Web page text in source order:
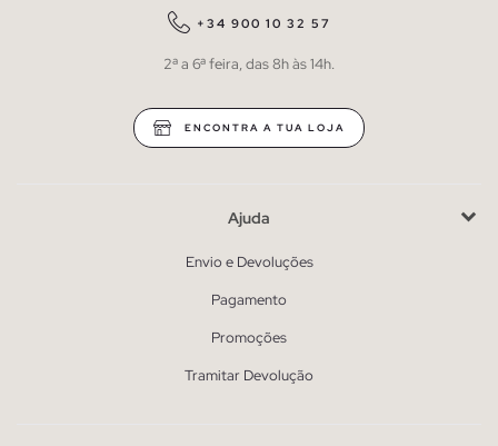
+34 900 10 32 57
2ª a 6ª feira, das 8h às 14h.
ENCONTRA A TUA LOJA
Ajuda
Envio e Devoluções
Pagamento
Promoções
Tramitar Devolução